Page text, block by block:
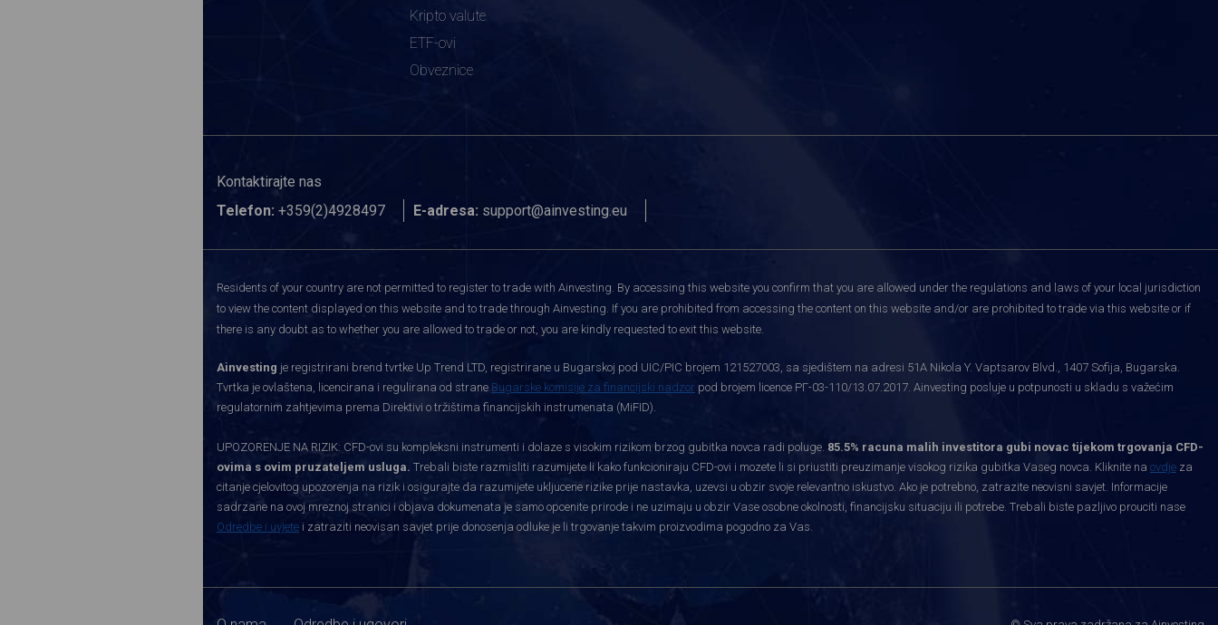
Kripto valute
ETF-ovi
Obveznice
Kontaktirajte nas
Telefon: +359(2)4928497 E-adresa: support@ainvesting.eu
Residents of your country are not permitted to register to trade with Ainvesting. By accessing this website you confirm that you are allowed under the regulations and laws of your local jurisdiction
to view the content displayed on this website and to trade through Ainvesting. If you are prohibited from accessing the content on this website and/or are prohibited to trade via this website or if
there is any doubt as to whether you are allowed to trade or not, you are kindly requested to exit this website.
Ainvesting je registrirani brend tvrtke Up Trend LTD, registrirane u Bugarskoj pod UIC/PIC brojem 121527003, sa sjedištem na adresi 51A Nikola Y. Vaptsarov Blvd., 1407 Sofija, Bugarska.
Tvrtka je ovlaštena, licencirana i regulirana od strane Bugarske komisije za financijski nadzor pod brojem licence РГ-03-110/13.07.2017. Ainvesting posluje u potpunosti u skladu s važećim
regulatornim zahtjevima prema Direktivi o tržištima financijskih instrumenata (MiFID).
UPOZORENJE NA RIZIK: CFD-ovi su kompleksni instrumenti i dolaze s visokim rizikom brzog gubitka novca radi poluge. 85.5% racuna malih investitora gubi novac tijekom trgovanja CFD-
ovima s ovim pruzateljem usluga. Trebali biste razmisliti razumijete li kako funkcioniraju CFD-ovi i mozete li si priustiti preuzimanje visokog rizika gubitka Vaseg novca. Kliknite na ovdje za
citanje cjelovitog upozorenja na rizik i osigurajte da razumijete ukljucene rizike prije nastavka, uzevsi u obzir svoje relevantno iskustvo. Ako je potrebno, zatrazite neovisni savjet. Informacije
sadrzane na ovoj mreznoj stranici i objava dokumenata je samo opcenite prirode i ne uzimaju u obzir Vase osobne okolnosti, financijsku situaciju ili potrebe. Trebali biste pazljivo prouciti nase
Odredbe i uvjete i zatraziti neovisan savjet prije donosenja odluke je li trgovanje takvim proizvodima pogodno za Vas.